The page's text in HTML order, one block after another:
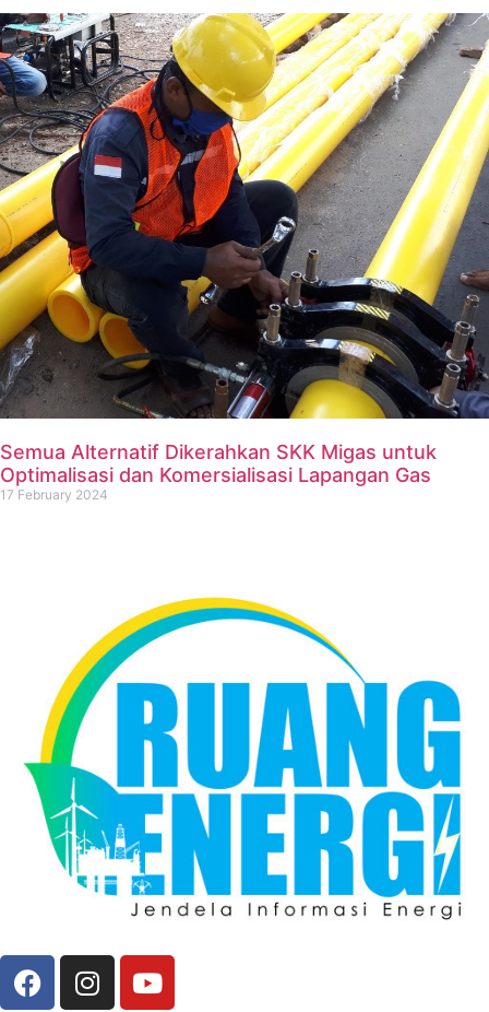
Semua Alternatif Dikerahkan SKK Migas untuk
Optimalisasi dan Komersialisasi Lapangan Gas
17 February 2024